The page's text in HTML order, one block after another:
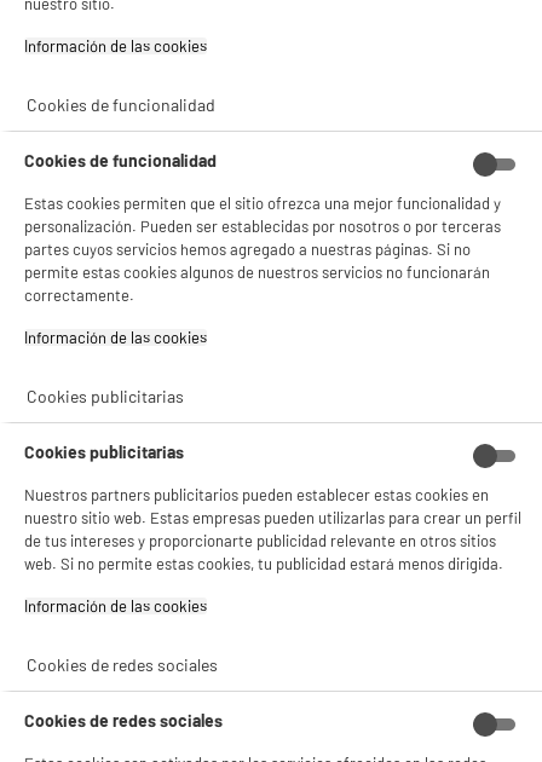
101.669 opiniones
ELECTRO DEPOT
4,26
SERVICIO POST VENTA ATENCIÓN AL CLIENTE
PREGUNTAS /
RESPUESTAS
ELIGE TU TIENDA
ENVÍO Y RECOGIDA
Recogida en 1h:
ESTAMOS EN CONTACTO
Información de las cookies‎
Cookies de funcionalidad
Cookies de funcionalidad
Estas cookies permiten que el sitio ofrezca una mejor funcionalidad y
personalización. Pueden ser establecidas por nosotros o por terceras
partes cuyos servicios hemos agregado a nuestras páginas. Si no
permite estas cookies algunos de nuestros servicios no funcionarán
correctamente.
Información de las cookies‎
Cookies publicitarias
Cookies publicitarias
Nuestros partners publicitarios pueden establecer estas cookies en
nuestro sitio web. Estas empresas pueden utilizarlas para crear un perfil
de tus intereses y proporcionarte publicidad relevante en otros sitios
web. Si no permite estas cookies, tu publicidad estará menos dirigida.
Información de las cookies‎
Cookies de redes sociales
Cookies de redes sociales